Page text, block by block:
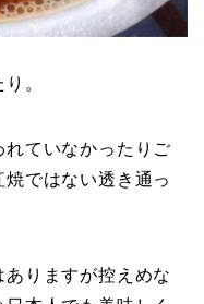
。
ていなかったりご
ではない透き通っ
りますが控えめな